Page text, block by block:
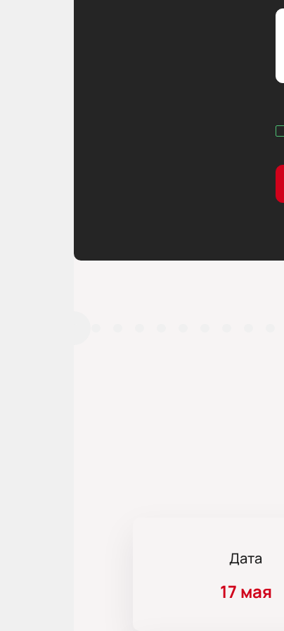
Дата
17 мая